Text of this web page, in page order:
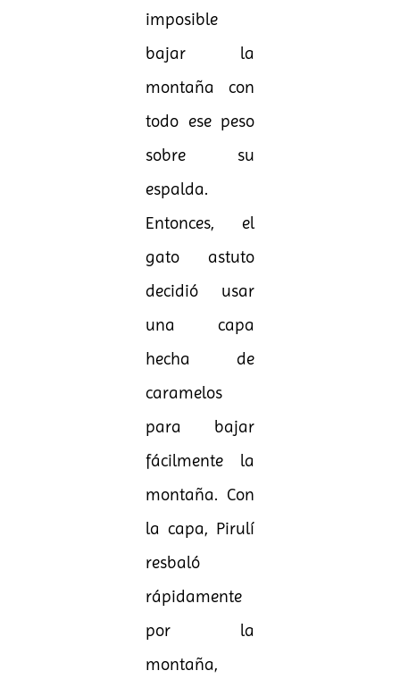
imposible
bajar la
montaña con
todo ese peso
sobre su
espalda.
Entonces, el
gato astuto
decidió usar
una capa
hecha de
caramelos
para bajar
fácilmente la
montaña. Con
la capa, Pirulí
resbaló
rápidamente
por la
montaña,